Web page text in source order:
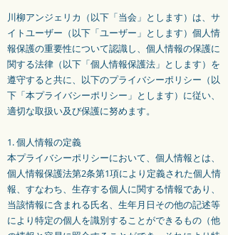
川柳アンジェリカ（以下「当会」とします）は、サ
イトユーザー（以下「ユーザー」とします）個人情
報保護の重要性について認識し、個人情報の保護に
関する法律（以下「個人情報保護法」とします）を
遵守すると共に、以下のプライバシーポリシー（以
下「本プライバシーポリシー」とします）に従い、
適切な取扱い及び保護に努めます。
1. 個人情報の定義
本プライバシーポリシーにおいて、個人情報とは、
個人情報保護法第2条第1項により定義された個人情
報、すなわち、生存する個人に関する情報であり、
当該情報に含まれる氏名、生年月日その他の記述等
により特定の個人を識別することができるもの（他